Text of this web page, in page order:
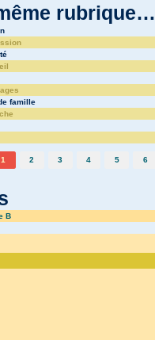
rubrique…
famille
1 2 3 4 5 6
B